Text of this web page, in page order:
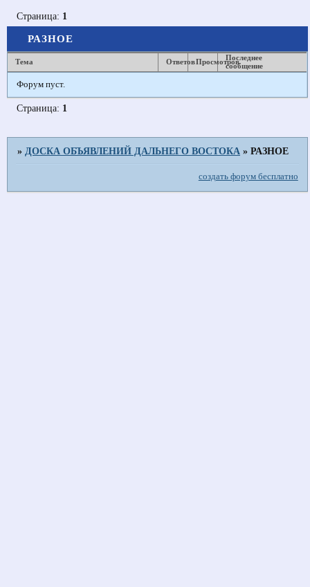
РАЗНОЕ
Страница: 1
Тема ОтветовПросмотровПоследнее
сообщение
Форум пуст.
Страница: 1
» ДОСКА ОБЪЯВЛЕНИЙ ДАЛЬНЕГО ВОСТОКА »РАЗНОЕ
создать форум бесплатно